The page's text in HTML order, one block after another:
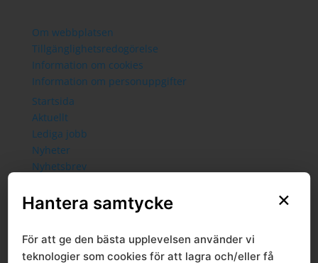
Om webbplatsen
Tillgänglighetsredogörelse
Information om cookies
Information om personuppgifter
Startsida
Aktuellt
Lediga jobb
Nyheter
Nyhetsbrev
Politik
Ledamöter
Politisk styrgrupp
×
Hantera samtycke
För att ge den bästa upplevelsen använder vi
teknologier som cookies för att lagra och/eller få